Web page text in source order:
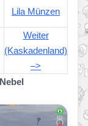
Lila Münzen
Weiter
(Kaskadenland)
–>